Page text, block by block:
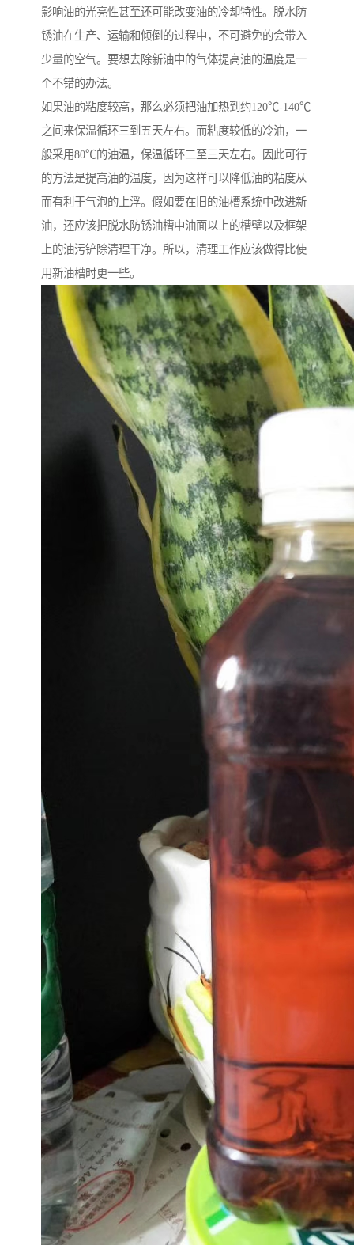
影响油的光亮性甚至还可能改变油的冷却特性。脱水防
锈油在生产、运输和倾倒的过程中，不可避免的会带入
少量的空气。要想去除新油中的气体提高油的温度是一
个不错的办法。
如果油的粘度较高，那么必须把油加热到约120℃-140℃
之间来保温循环三到五天左右。而粘度较低的冷油，一
般采用80℃的油温，保温循环二至三天左右。因此可行
的方法是提高油的温度，因为这样可以降低油的粘度从
而有利于气泡的上浮。假如要在旧的油槽系统中改进新
油，还应该把脱水防锈油槽中油面以上的槽壁以及框架
上的油污铲除清理干净。所以，清理工作应该做得比使
用新油槽时更一些。